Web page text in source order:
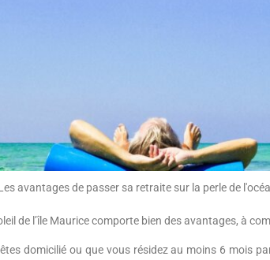
avantages de passer sa retraite sur la perle de
de l’île Maurice comporte bien des avantages, à
domicilié ou que vous résidez au moins 6 mois